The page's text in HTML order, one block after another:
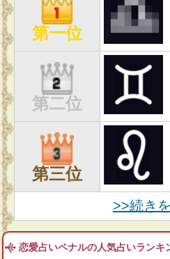
第一位
第二位
第三位
>>続き
恋愛占いペナルの人気占いランキ